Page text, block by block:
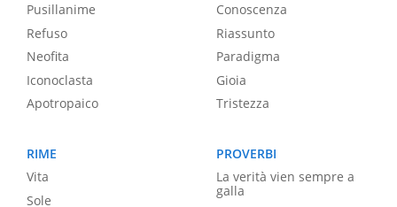
Pusillanime
Refuso
Neofita
Iconoclasta
Apotropaico
Conoscenza
Riassunto
Paradigma
Gioia
Tristezza
RIME
Vita
Sole
PROVERBI
La verità vien sempre a
galla